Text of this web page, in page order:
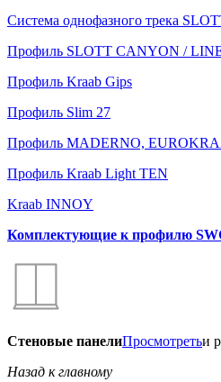
Система однофазного трека
Профиль SLOTT CANYON /
Профиль Kraab Gips
Профиль Slim 27
Профиль MADERNO,
Профиль Kraab Light TEN
Kraab INNOY
Комплектующие к профилю
Стеновые панелиПросмотретьи
Назад к главному